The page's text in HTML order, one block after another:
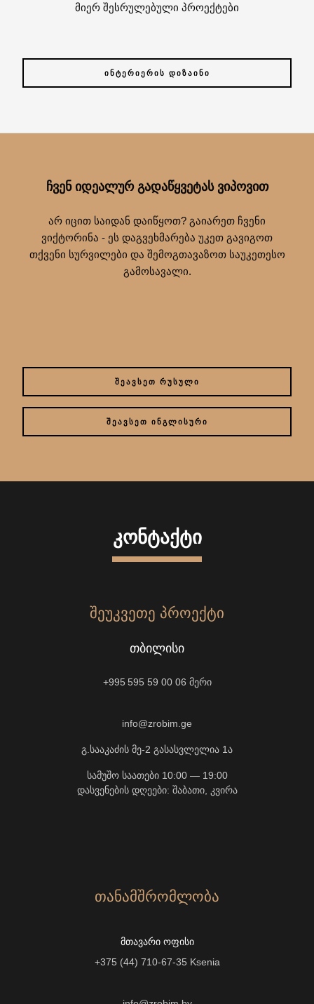
მიერ შესრულებული პროექტები
ᲘᲜᲢᲔᲠᲘᲔᲠᲘᲡ ᲓᲘᲖᲐᲘᲜᲘ
ᲩᲕᲔᲜ ᲘᲓᲔᲐᲚᲣᲠ ᲒᲐᲓᲐᲬᲧᲕᲔᲢᲐᲡ ᲕᲘᲞᲝᲕᲘᲗ
არ იცით საიდან დაიწყოთ? გაიარეთ ჩვენი
ვიქტორინა - ეს დაგვეხმარება უკეთ გავიგოთ
თქვენი სურვილები და შემოგთავაზოთ საუკეთესო
გამოსავალი.
ᲨᲔᲐᲕᲡᲔᲗ ᲠᲣᲡᲣᲚᲘ
ᲨᲔᲐᲕᲡᲔᲗ ᲘᲜᲒᲚᲘᲡᲣᲠᲘ
ᲙᲝᲜᲢᲐᲥᲢᲘ
ᲨᲔᲣᲙᲕᲔᲗᲔ ᲞᲠᲝᲔᲥᲢᲘ
ᲗᲑᲘᲚᲘᲡᲘ
+995 595 59 00 06 მერი
info@zrobim.ge
გ.სააკაძის მე-2 გასასვლელია 1ა
სამუშო საათები 10:00 — 19:00
დასვენების დღეები: შაბათი, კვირა
ᲗᲐᲜᲐᲛᲨᲠᲝᲛᲚᲝᲑᲐ
ᲛᲗᲐᲕᲐᲠᲘ ᲝᲤᲘᲡᲘ
+375 (44) 710-67-35 Ksenia